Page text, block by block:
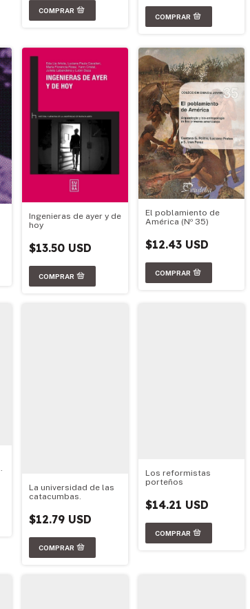
Ingenieras de ayer y de
hoy
$13.50 USD
El poblamiento de
América (Nº 35)
$12.43 USD
La universidad de las
catacumbas.
$12.79 USD
Los reformistas
porteños
$14.21 USD